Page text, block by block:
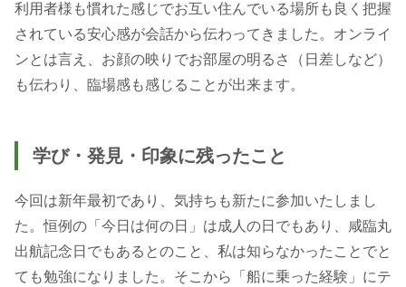
利用者様も慣れた感じでお互い住んでいる場所も良く把握
されている安心感が会話から伝わってきました。オンライ
ンとは言え、お顔の映りでお部屋の明るさ（日差しなど）
も伝わり、臨場感も感じることが出来ます。
学び・発見・印象に残ったこと
今回は新年最初であり、気持ちも新たに参加いたしまし
た。恒例の「今日は何の日」は成人の日でもあり、咸臨丸
出航記念日でもあるとのこと、私は知らなかったことでと
ても勉強になりました。そこから「船に乗った経験」にテ